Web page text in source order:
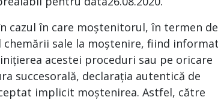
cazul în care moștenitorul, în termen de
sale la moștenire, fiind informat
acestei proceduri sau pe oricare
succesorală, declarația autentică de
implicit moștenirea. Astfel, către